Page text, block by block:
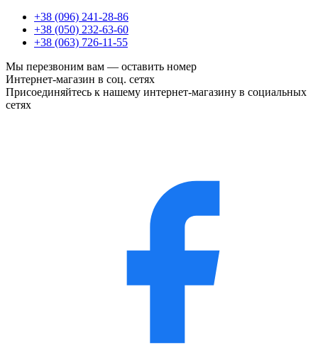
+38 (096) 241-28-86
+38 (050) 232-63-60
+38 (063) 726-11-55
Мы перезвоним вам — оставить номер
Интернет-магазин в соц. сетях
Присоединяйтесь к нашему интернет-магазину в социальных
сетях